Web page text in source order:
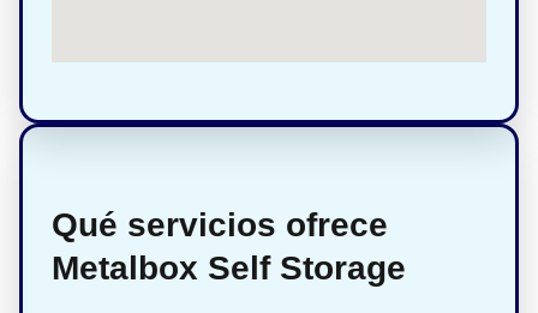
Qué servicios ofrece
Metalbox Self Storage